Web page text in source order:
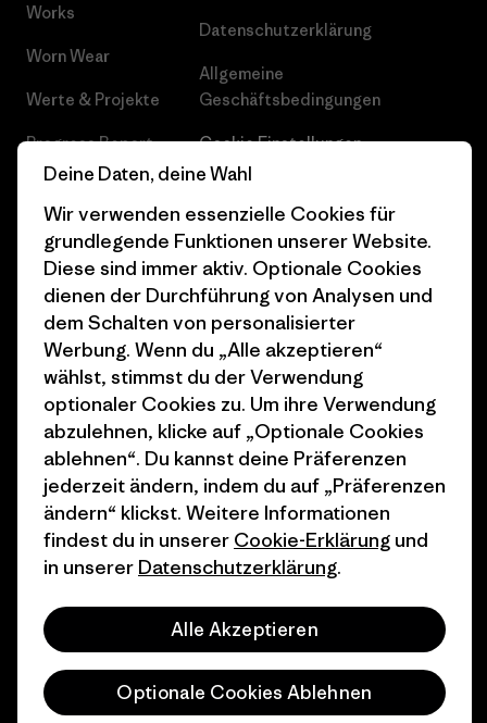
Works
Worn Wear
Werte & Projekte
Progress Report
Business Unusual
Klimaziele
1% For The Planet
Wie wir finanzieren
Geschenkgutscheine
Stores in deiner
Nähe
Datenschutzerklärung
Allgemeine
Geschäftsbedingungen
Cookie Einstellungen
Karriere
Pressekontakt
Industry program
Affiliate-Programm
Patagonia Österreich
Seitenverzeichnis
© 2026 Patagonia, Inc. All Rights Reserved.
Deine Daten, deine Wahl
Wir verwenden essenzielle Cookies für
grundlegende Funktionen unserer Website.
Diese sind immer aktiv. Optionale Cookies
dienen der Durchführung von Analysen und
dem Schalten von personalisierter
Werbung. Wenn du „Alle akzeptieren“
wählst, stimmst du der Verwendung
optionaler Cookies zu. Um ihre Verwendung
abzulehnen, klicke auf „Optionale Cookies
ablehnen“. Du kannst deine Präferenzen
jederzeit ändern, indem du auf „Präferenzen
ändern“ klickst. Weitere Informationen
findest du in unserer Cookie-Erklärung und
in unserer Datenschutzerklärung.
Alle Akzeptieren
Optionale Cookies Ablehnen